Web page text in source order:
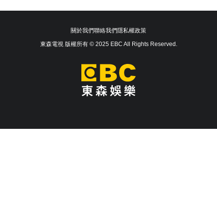
關於我們聯絡我們隱私權政策
東森電視 版權所有 © 2025 EBC All Rights Reserved.